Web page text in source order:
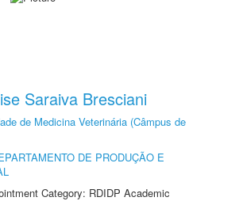
Saraiva Bresciani
de Medicina Veterinária (Câmpus de
DE PRODUÇÃO E
Category: RDIDP Academic